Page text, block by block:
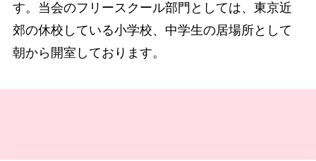
す。当会のフリースクール部門としては、東京近
郊の休校している小学校、中学生の居場所として
朝から開室しております。